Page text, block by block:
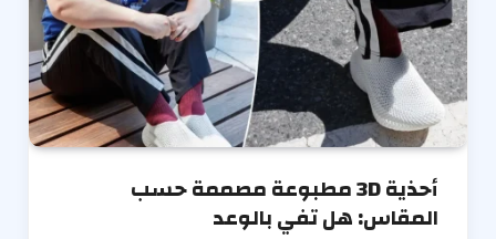
أحذية 3D مطبوعة مصممة حسب
المقاس: هل تفي بالوعد